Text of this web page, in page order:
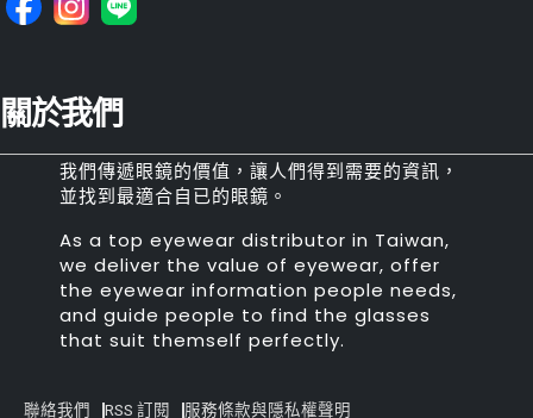
關於我們
我們傳遞眼鏡的價值，讓人們得到需要的資訊，
並找到最適合自已的眼鏡。
As a top eyewear distributor in Taiwan,
we deliver the value of eyewear, offer
the eyewear information people needs,
and guide people to find the glasses
that suit themself perfectly.
聯絡我們 RSS 訂閱 服務條款與隱私權聲明